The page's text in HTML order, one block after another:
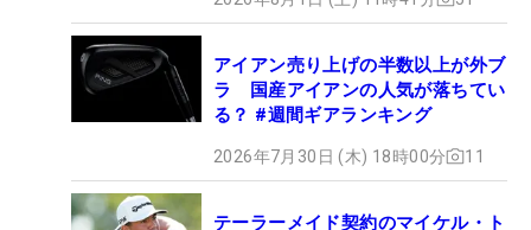
アイアン売り上げの半数以上が外ブ
ラ 国産アイアンの人気が落ちてい
る？ #週間ギアランキング
2026年7月30日 (木) 18時00分 11
テーラーメイド契約のマイケル・ト